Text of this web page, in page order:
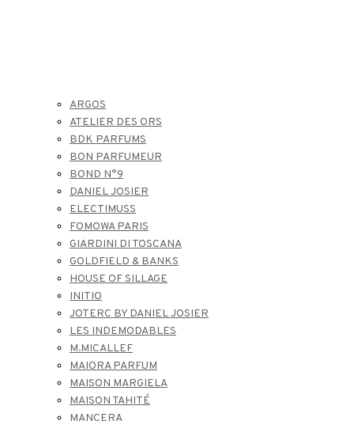
ARGOS
ATELIER DES ORS
BDK PARFUMS
BON PARFUMEUR
BOND N°9
DANIEL JOSIER
ELECTIMUSS
FOMOWA PARIS
GIARDINI DI TOSCANA
GOLDFIELD & BANKS
HOUSE OF SILLAGE
INITIO
JOTERC BY DANIEL JOSIER
LES INDEMODABLES
M.MICALLEF
MAIORA PARFUM
MAISON MARGIELA
MAISON TAHITÉ